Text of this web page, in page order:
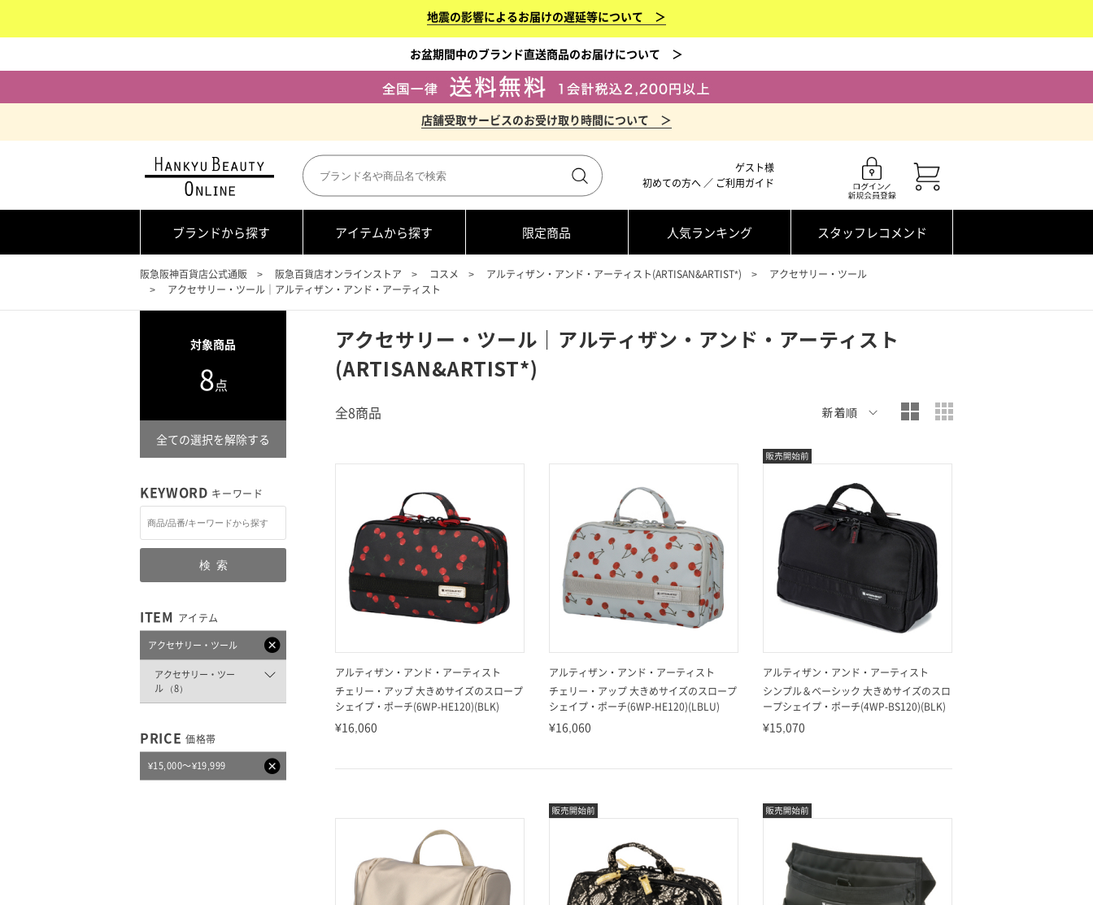
地震の影響によるお届けの遅延等について ＞
お盆期間中のブランド直送商品のお届けについて ＞
店舗受取サービスのお受け取り時間について ＞
ゲスト様
初めての方へ ／ ご利用ガイド
ブランドから探す アイテムから探す 限定商品 人気ランキング スタッフレコメンド
阪急阪神百貨店公式通販 阪急百貨店オンラインストア コスメ アルティザン・アンド・アーティスト(ARTISAN&ARTIST*)
アクセサリー・ツール
アクセサリー・ツール｜アルティザン・アンド・アーティスト
アクセサリー・ツール｜アルティザン・アンド・アーティスト
(ARTISAN&ARTIST*)
全8商品 新着順 大写真表示
アルティザン・アンド・アーティスト
チェリー・アップ 大きめサイズのスロープ
シェイプ・ポーチ(6WP-HE120)(BLK)
¥16,060
アルティザン・アンド・アーティスト
チェリー・アップ 大きめサイズのスロープ
シェイプ・ポーチ(6WP-HE120)(LBLU)
¥16,060
アルティザン・アンド・アーティスト
シンプル＆ベーシック 大きめサイズのスロ
ープシェイプ・ポーチ(4WP-BS120)(BLK)
¥15,070
対象商品
8点
全ての選択を解除する
KEYWORD キーワード
検索
ITEM アイテム
アクセサリー・ツール
アクセサリー・ツー
ル （8）
PRICE 価格帯
¥15,000～¥19,999